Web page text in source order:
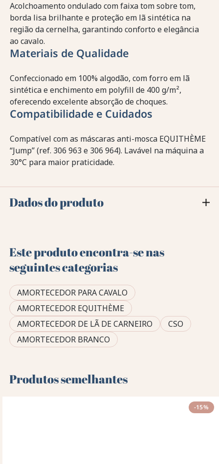
Acolchoamento ondulado com faixa tom sobre tom,
borda lisa brilhante e proteção em lã sintética na
região da cernelha, garantindo conforto e elegância
ao cavalo.
Materiais de Qualidade
Confeccionado em 100% algodão, com forro em lã
sintética e enchimento em polyfill de 400 g/m²,
oferecendo excelente absorção de choques.
Compatibilidade e Cuidados
Compatível com as máscaras anti-mosca EQUITHÈME
“Jump” (ref. 306 963 e 306 964). Lavável na máquina a
30°C para maior praticidade.
Dados do produto
Este produto encontra-se nas
seguintes categorias
AMORTECEDOR PARA CAVALO
AMORTECEDOR EQUITHÈME
AMORTECEDOR DE LÃ DE CARNEIRO
CSO
AMORTECEDOR BRANCO
Produtos semelhantes
-15%